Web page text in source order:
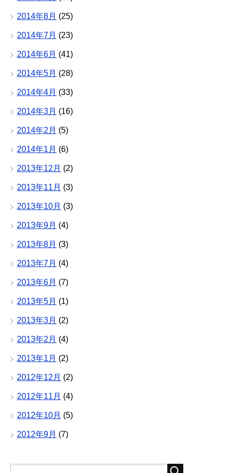
2014年8月 (25)
2014年7月 (23)
2014年6月 (41)
2014年5月 (28)
2014年4月 (33)
2014年3月 (16)
2014年2月 (5)
2014年1月 (6)
2013年12月 (2)
2013年11月 (3)
2013年10月 (3)
2013年9月 (4)
2013年8月 (3)
2013年7月 (4)
2013年6月 (7)
2013年5月 (1)
2013年3月 (2)
2013年2月 (4)
2013年1月 (2)
2012年12月 (2)
2012年11月 (4)
2012年10月 (5)
2012年9月 (7)